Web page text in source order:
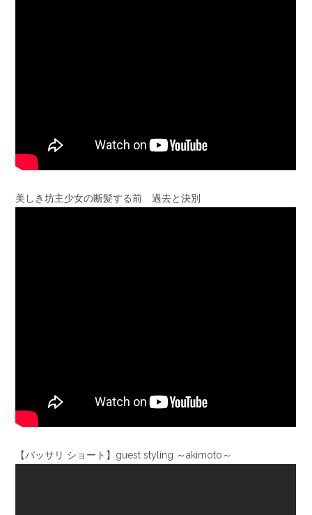
美しき坊主少女の断髪する前 過去と決別
【バッサリ ショート】guest styling ～akimoto～